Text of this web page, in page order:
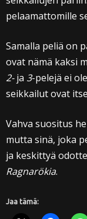
pelaamattomille
Samalla peliä on
ovat nämä kaksi
2-ja 3-pelejä ei
seikkailut ovat
Vahva suositus
mutta sinä, joka
ja keskittyä
Ragnarökia.
Jaa tämä: